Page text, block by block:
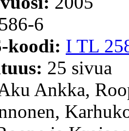
6
koodi: I TL
25 sivua
Ankka,